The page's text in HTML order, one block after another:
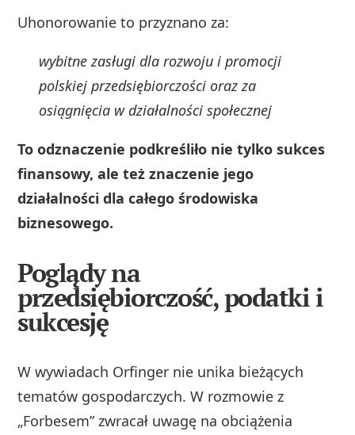
Uhonorowanie to przyznano za:
wybitne zasługi dla rozwoju i promocji
polskiej przedsiębiorczości oraz za
osiągnięcia w działalności społecznej
To odznaczenie podkreśliło nie tylko sukces
finansowy, ale też znaczenie jego
działalności dla całego środowiska
biznesowego.
Poglądy na
przedsiębiorczość, podatki i
sukcesję
W wywiadach Orfinger nie unika bieżących
tematów gospodarczych. W rozmowie z
„Forbesem” zwracał uwagę na obciążenia